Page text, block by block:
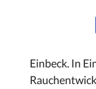
Einbeck. In